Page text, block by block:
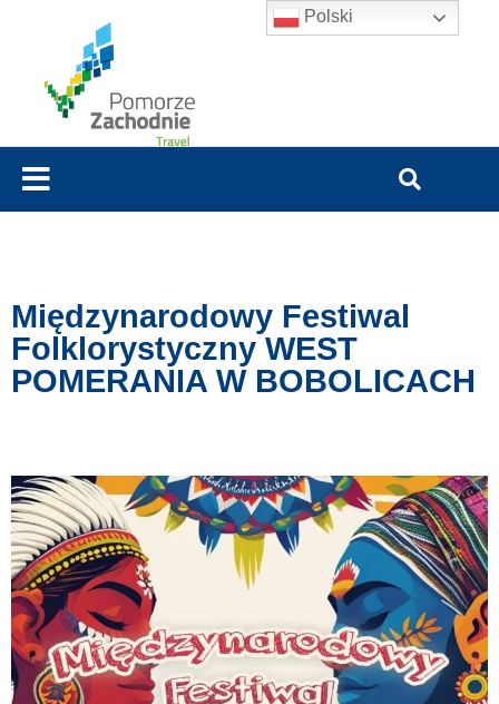
Międzynarodowy Festiwal
Folklorystyczny WEST
POMERANIA W BOBOLICACH
Polski